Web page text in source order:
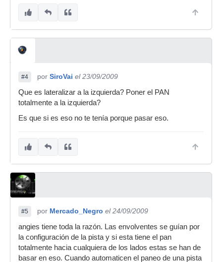
#4 por SiroVai el 23/09/2009
Que es lateralizar a la izquierda? Poner el PAN
totalmente a la izquierda?
Es que si es eso no te tenía porque pasar eso.
#5 por Mercado_Negro el 24/09/2009
angies tiene toda la razón. Las envolventes se guían por
la configuración de la pista y si esta tiene el pan
totalmente hacia cualquiera de los lados estas se han de
basar en eso. Cuando automaticen el paneo de una pista